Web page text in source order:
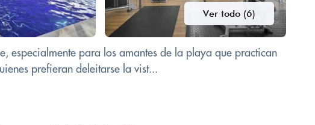
Ver todo (6)
especialmente para los amantes de la playa que practican
prefieran deleitarse la vist...